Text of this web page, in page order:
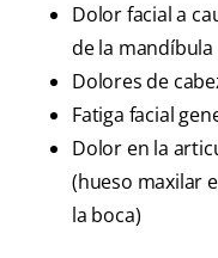
Dolor facial a
de la mandíbula
Dolores de
Fatiga facial
Dolor en la
(hueso maxilar
la boca)